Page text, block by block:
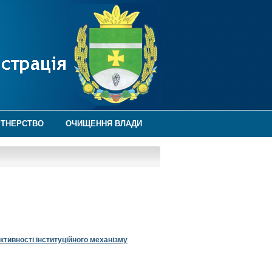
ОЧИЩЕННЯ ВЛАДИ
інституційного механізму